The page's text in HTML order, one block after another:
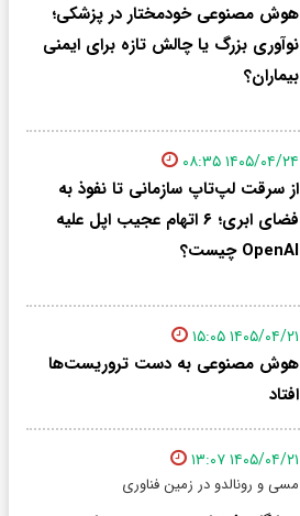
هوش مصنوعی خودمختار در پزشکی؛
نوآوری بزرگ یا چالش تازه برای ایمنی
بیماران؟
۱۴۰۵/۰۴/۲۴ ۰۸:۳۵
از سرقت لپ‌تاپ سازمانی تا نفوذ به
فضای ابری؛ ۶ اتهام عجیب اپل علیه
OpenAI چیست؟
۱۴۰۵/۰۴/۲۱ ۱۵:۰۵
هوش مصنوعی به دست تروریست‌ها
افتاد
۱۴۰۵/۰۴/۲۱ ۱۳:۰۷
مسی و رونالدو در زمین فناوری